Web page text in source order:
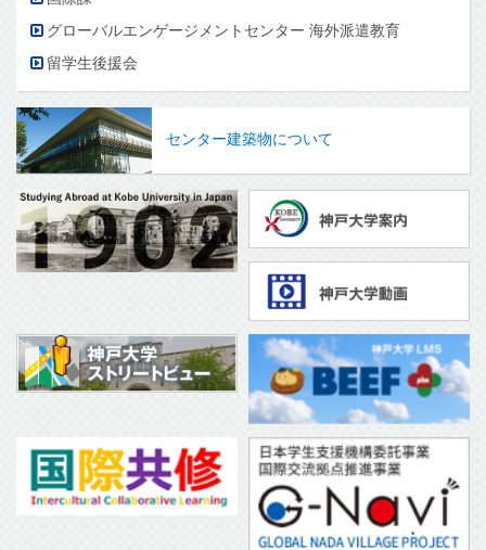
グローバルエンゲージメントセンター 海外派遣教育
留学生後援会
センター建築物について